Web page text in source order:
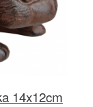
14x12cm